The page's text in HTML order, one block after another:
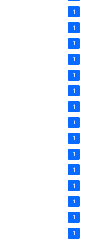
1
1
1
1
1
1
1
1
1
1
1
1
1
1
1